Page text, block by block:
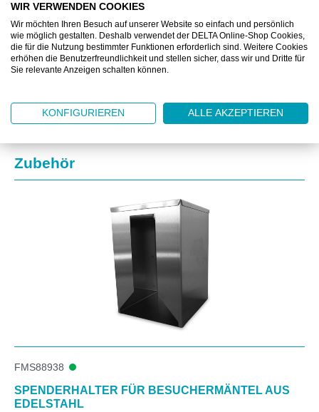
BESCHREIBUNG
ZUSATZINFORMATIONEN
Produktgalerie überspringen
Zubehör
FMS88938
SPENDERHALTER FÜR BESUCHERMÄNTEL AUS
EDELSTAHL
WIR VERWENDEN COOKIES
Wir möchten Ihren Besuch auf unserer Website so einfach und persönlich
wie möglich gestalten. Deshalb verwendet der DELTA Online-Shop Cookies,
die für die Nutzung bestimmter Funktionen erforderlich sind. Weitere Cookies
erhöhen die Benutzerfreundlichkeit und stellen sicher, dass wir und Dritte für
Sie relevante Anzeigen schalten können.
KONFIGURIEREN ALLE AKZEPTIEREN